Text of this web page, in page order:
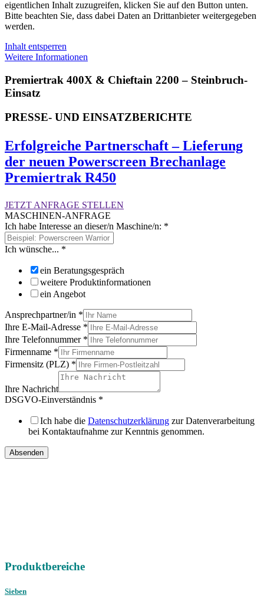
eigentlichen Inhalt zuzugreifen, klicken Sie auf den Button unten.
Bitte beachten Sie, dass dabei Daten an Drittanbieter weitergegeben
werden.
Inhalt entsperren
Weitere Informationen
Premiertrak 400X & Chieftain 2200 – Steinbruch-
Einsatz
PRESSE- UND EINSATZBERICHTE
Erfolgreiche Partnerschaft – Lieferung
der neuen Powerscreen Brechanlage
Premiertrak R450
JETZT ANFRAGE STELLEN
MASCHINEN-ANFRAGE
Ich habe Interesse an dieser/n Maschine/n: *
Ich wünsche... *
ein Beratungsgespräch
weitere Produktinformationen
ein Angebot
Ansprechpartner/in *
Ihre E-Mail-Adresse *
Ihre Telefonnummer *
Firmenname *
Firmensitz (PLZ) *
Ihre Nachricht
DSGVO-Einverständnis *
Ich habe die Datenschutzerklärung zur Datenverarbeitung
bei Kontaktaufnahme zur Kenntnis genommen.
Absenden
Produktbereiche
Sieben